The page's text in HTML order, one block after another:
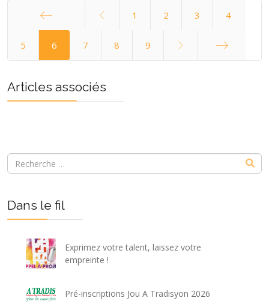
Démarrer
1 2 3 4
5 6 7 8 9
Articles associés
Dans le fil
Exprimez votre talent, laissez votre
empreinte !
Pré-inscriptions Jou A Tradisyon 2026